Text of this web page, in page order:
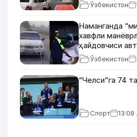
Ўзбекистон
Наманганда
хавфли
ҳайдовчиси
Ўзбекистон
“Челси”га 74
Спорт 13:08